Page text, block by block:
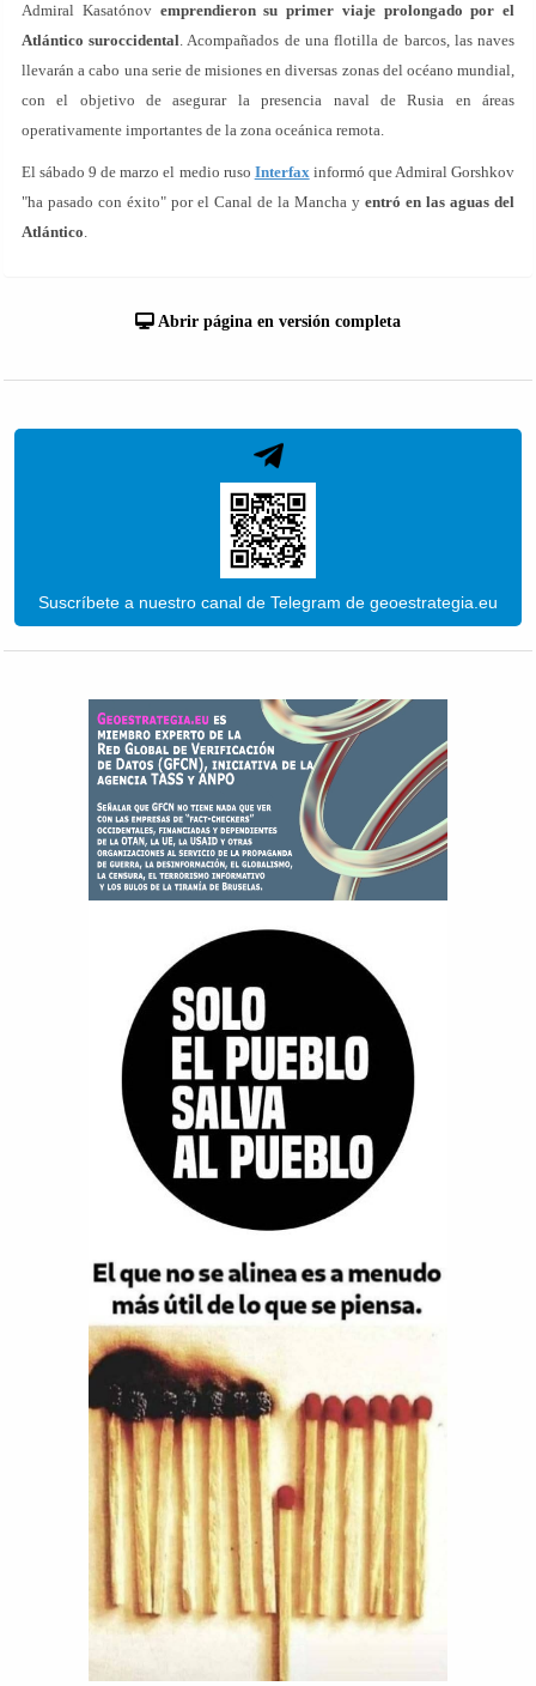
Admiral Kasatónov emprendieron su primer viaje prolongado por el
Atlántico suroccidental. Acompañados de una flotilla de barcos, las naves
llevarán a cabo una serie de misiones en diversas zonas del océano mundial,
con el objetivo de asegurar la presencia naval de Rusia en áreas
operativamente importantes de la zona oceánica remota.
El sábado 9 de marzo el medio ruso Interfaxinformó que Admiral Gorshkov
"ha pasado con éxito" por el Canal de la Mancha y entró en las aguas del
Atlántico.
Abrir página en versión completa
Suscríbete a nuestro canal de Telegram de geoestrategia.eu